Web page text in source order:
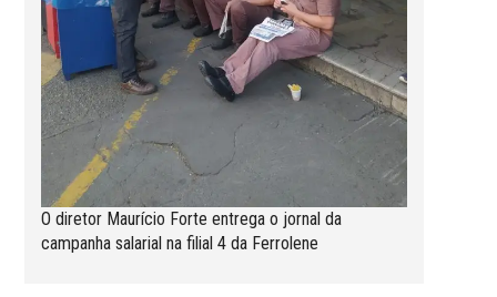
O diretor Maurício Forte entrega o jornal da
campanha salarial na filial 4 da Ferrolene